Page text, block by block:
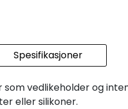
Spesifikasjoner
vedlikeholder og
eller silikoner.